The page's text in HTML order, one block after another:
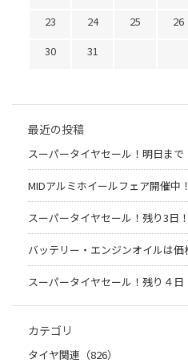
23
24 25 26
30
31
最近の投稿
スーパータイヤセール！明日まで
MIDアルミホイールフェア開催中
スーパータイヤセール！残り3日！
バッテリー・エンジンオイルは価
スーパータイヤセール！残り４日
カテゴリ
タイヤ関連（826）